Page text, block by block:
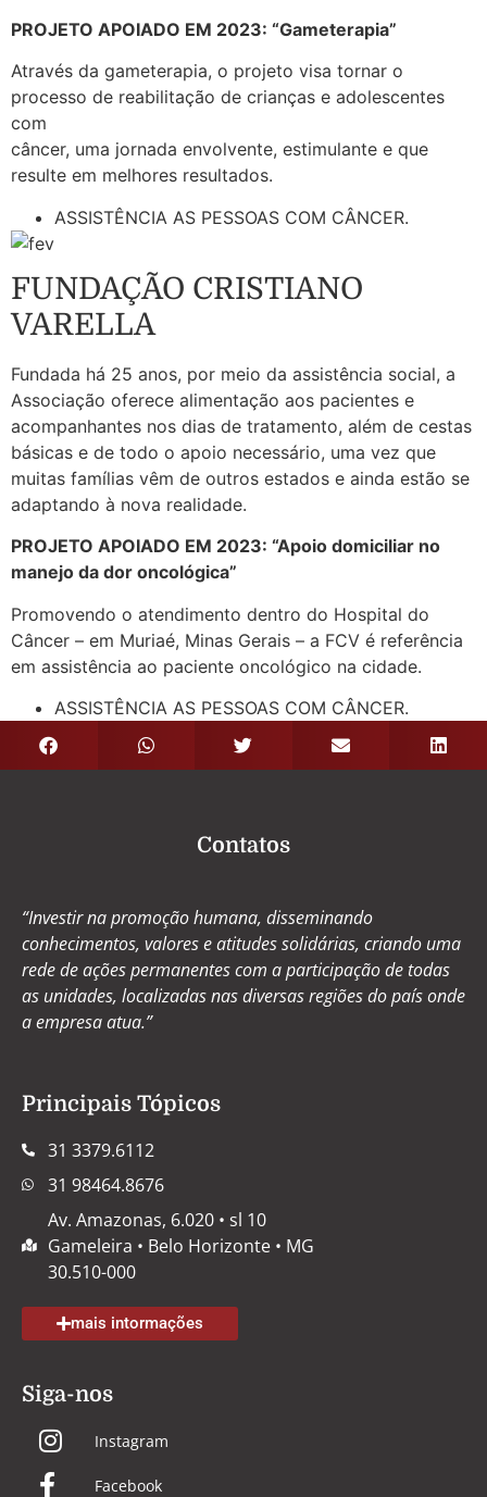
PROJETO APOIADO EM 2023: “Gameterapia”
Através da gameterapia, o projeto visa tornar o
processo de reabilitação de crianças e adolescentes
com
câncer, uma jornada envolvente, estimulante e que
resulte em melhores resultados.
ASSISTÊNCIA AS PESSOAS COM CÂNCER.
FUNDAÇÃO CRISTIANO
VARELLA
Fundada há 25 anos, por meio da assistência social, a
Associação oferece alimentação aos pacientes e
acompanhantes nos dias de tratamento, além de cestas
básicas e de todo o apoio necessário, uma vez que
muitas famílias vêm de outros estados e ainda estão se
adaptando à nova realidade.
PROJETO APOIADO EM 2023: “Apoio domiciliar no
manejo da dor oncológica”
Promovendo o atendimento dentro do Hospital do
Câncer – em Muriaé, Minas Gerais – a FCV é referência
em assistência ao paciente oncológico na cidade.
ASSISTÊNCIA AS PESSOAS COM CÂNCER.
Contatos
“Investir na promoção humana, disseminando
conhecimentos, valores e atitudes solidárias, criando uma
rede de ações permanentes com a participação de todas
as unidades, localizadas nas diversas regiões do país onde
a empresa atua.”
Principais Tópicos
31 3379.6112
31 98464.8676
Av. Amazonas, 6.020 • sl 10
Gameleira • Belo Horizonte • MG
30.510-000
mais intormações
Siga-nos
Instagram
Facebook